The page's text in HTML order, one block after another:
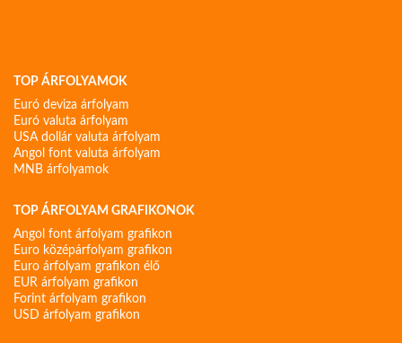
TOP ÁRFOLYAMOK
Euró deviza árfolyam
Euró valuta árfolyam
USA dollár valuta árfolyam
Angol font valuta árfolyam
MNB árfolyamok
TOP ÁRFOLYAM GRAFIKONOK
Angol font árfolyam grafikon
Euro középárfolyam grafikon
Euro árfolyam grafikon élő
EUR árfolyam grafikon
Forint árfolyam grafikon
USD árfolyam grafikon